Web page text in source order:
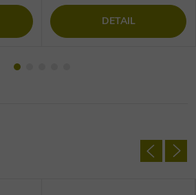
DETAIL